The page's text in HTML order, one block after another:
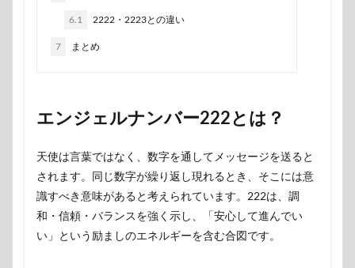
6.1 2222・2223との違い
7 まとめ
エンジェルナンバー222とは？
天使は言葉ではなく、数字を通してメッセージを送ると
されます。同じ数字が繰り返し現れるとき、そこには意
識すべき意味があると考えられています。222は、調
和・信頼・バランスを強く示し、「安心して進んでい
い」という励ましのエネルギーを含む合図です。